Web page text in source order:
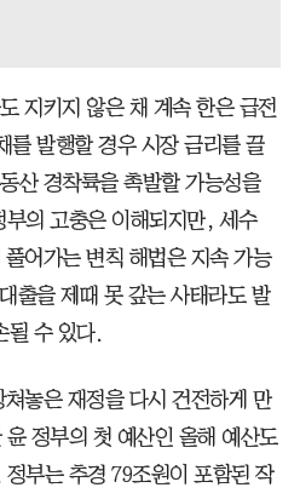
지키지 않은 채 계속 한은 급전
를 발행할 경우 시장 금리를 끌
산 경착륙을 촉발할 가능성을
의 고충은 이해되지만, 세수
어가는 변칙 해법은 지속 가능
출을 제때 못 갚는 사태라도 발
될 수 있다.
놓은 재정을 다시 건전하게 만
정부의 첫 예산인 올해 예산도
부는 추경 79조원이 포함된 작